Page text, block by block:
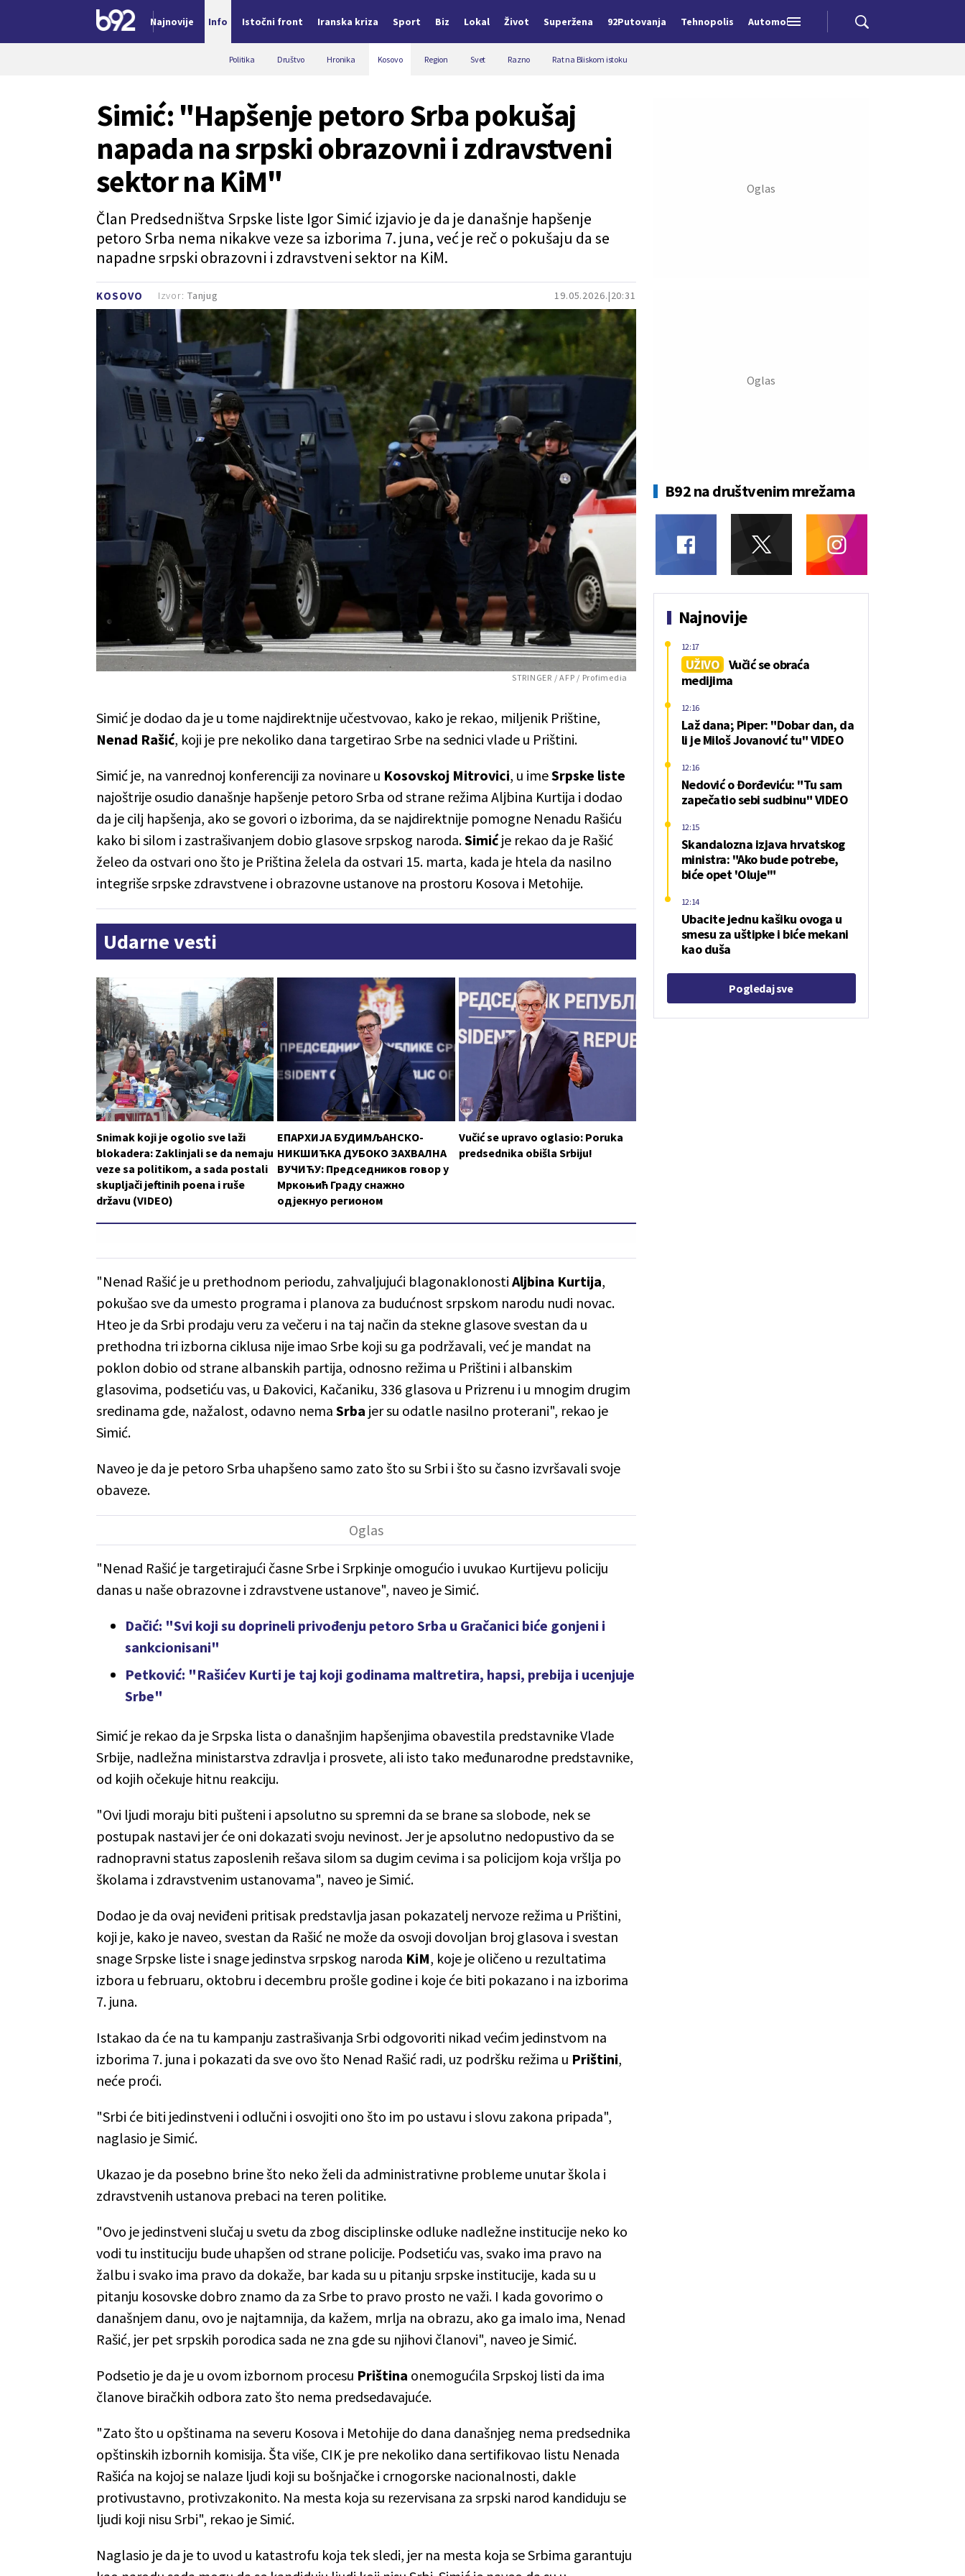
Najnovije Info Istočni front Iranska kriza Sport Biz Lokal Život Superžena 92Putovanja Tehnopolis Automobili
Politika Društvo Hronika Kosovo Region Svet Razno Rat na Bliskom istoku
KOSOVO 19.05.2026. 20:31
Simić: "Hapšenje petoro Srba pokušaj
napada na srpski obrazovni i zdravstveni
sektor na KiM"
Član Predsedništva Srpske liste Igor Simić izjavio je da je današnje hapšenje
petoro Srba nema nikakve veze sa izborima 7. juna, već je reč o pokušaju da se
napadne srpski obrazovni i zdravstveni sektor na KiM.
Izvor: Tanjug
STRINGER / AFP / Profimedia
Simić je dodao da je u tome najdirektnije učestvovao, kako je rekao, miljenik Prištine,
Nenad Rašić, koji je pre nekoliko dana targetirao Srbe na sednici vlade u Prištini.
Simić je, na vanrednoj konferenciji za novinare u Kosovskoj Mitrovici, u imeSrpske liste
najoštrije osudio današnje hapšenje petoro Srba od strane režima Aljbina Kurtija i dodao
da je cilj hapšenja, ako se govori o izborima, da se najdirektnije pomogne Nenadu Rašiću
kako bi silom i zastrašivanjem dobio glasove srpskog naroda.Simićje rekao da je Rašić
želeo da ostvari ono što je Priština želela da ostvari 15. marta, kada je htela da nasilno
integriše srpske zdravstvene i obrazovne ustanove na prostoru Kosova i Metohije.
Udarne vesti
Snimak koji je ogolio sve laži
blokadera: Zaklinjali se da nemaju
veze sa politikom, a sada postali
skupljači jeftinih poena i ruše
državu (VIDEO)
ЕПАРХИЈА БУДИМЉАНСКО-
НИКШИЋКА ДУБОКО ЗАХВАЛНА
ВУЧИЋУ: Председников говор у
Мркоњић Граду снажно
одјекнуо регионом
Vučić se upravo oglasio: Poruka
predsednika obišla Srbiju!
"Nenad Rašić je u prethodnom periodu, zahvaljujući blagonaklonosti Aljbina Kurtija,
pokušao sve da umesto programa i planova za budućnost srpskom narodu nudi novac.
Hteo je da Srbi prodaju veru za večeru i na taj način da stekne glasove svestan da u
prethodna tri izborna ciklusa nije imao Srbe koji su ga podržavali, već je mandat na
poklon dobio od strane albanskih partija, odnosno režima u Prištini i albanskim
glasovima, podsetiću vas, u Đakovici, Kačaniku, 336 glasova u Prizrenu i u mnogim drugim
sredinama gde, nažalost, odavno nema Srba jer su odatle nasilno proterani", rekao je
Simić.
Naveo je da je petoro Srba uhapšeno samo zato što su Srbi i što su časno izvršavali svoje
obaveze.
"Nenad Rašić je targetirajući časne Srbe i Srpkinje omogućio i uvukao Kurtijevu policiju
danas u naše obrazovne i zdravstvene ustanove", naveo je Simić.
Dačić: "Svi koji su doprineli privođenju petoro Srba u Gračanici biće gonjeni i
sankcionisani"
Petković: "Rašićev Kurti je taj koji godinama maltretira, hapsi, prebija i ucenjuje
Srbe"
Simić je rekao da je Srpska lista o današnjim hapšenjima obavestila predstavnike Vlade
Srbije, nadležna ministarstva zdravlja i prosvete, ali isto tako međunarodne predstavnike,
od kojih očekuje hitnu reakciju.
"Ovi ljudi moraju biti pušteni i apsolutno su spremni da se brane sa slobode, nek se
postupak nastavi jer će oni dokazati svoju nevinost. Jer je apsolutno nedopustivo da se
radnopravni status zaposlenih rešava silom sa dugim cevima i sa policijom koja vršlja po
školama i zdravstvenim ustanovama", naveo je Simić.
Dodao je da ovaj neviđeni pritisak predstavlja jasan pokazatelj nervoze režima u Prištini,
koji je, kako je naveo, svestan da Rašić ne može da osvoji dovoljan broj glasova i svestan
snage Srpske liste i snage jedinstva srpskog naroda KiM, koje je oličeno u rezultatima
izbora u februaru, oktobru i decembru prošle godine i koje će biti pokazano i na izborima
7. juna.
Istakao da će na tu kampanju zastrašivanja Srbi odgovoriti nikad većim jedinstvom na
izborima 7. juna i pokazati da sve ovo što Nenad Rašić radi, uz podršku režima u Prištini,
neće proći.
"Srbi će biti jedinstveni i odlučni i osvojiti ono što im po ustavu i slovu zakona pripada",
naglasio je Simić.
Ukazao je da posebno brine što neko želi da administrativne probleme unutar škola i
zdravstvenih ustanova prebaci na teren politike.
"Ovo je jedinstveni slučaj u svetu da zbog disciplinske odluke nadležne institucije neko ko
vodi tu instituciju bude uhapšen od strane policije. Podsetiću vas, svako ima pravo na
žalbu i svako ima pravo da dokaže, bar kada su u pitanju srpske institucije, kada su u
pitanju kosovske dobro znamo da za Srbe to pravo prosto ne važi. I kada govorimo o
današnjem danu, ovo je najtamnija, da kažem, mrlja na obrazu, ako ga imalo ima, Nenad
Rašić, jer pet srpskih porodica sada ne zna gde su njihovi članovi", naveo je Simić.
Podsetio je da je u ovom izbornom procesu Priština onemogućila Srpskoj listi da ima
članove biračkih odbora zato što nema predsedavajuće.
"Zato što u opštinama na severu Kosova i Metohije do dana današnjeg nema predsednika
opštinskih izbornih komisija. Šta više, CIK je pre nekoliko dana sertifikovao listu Nenada
Rašića na kojoj se nalaze ljudi koji su bošnjačke i crnogorske nacionalnosti, dakle
protivustavno, protivzakonito. Na mesta koja su rezervisana za srpski narod kandiduju se
ljudi koji nisu Srbi", rekao je Simić.
Naglasio je da je to uvod u katastrofu koja tek sledi, jer na mesta koja se Srbima garantuju
B92 na društvenim mrežama
Najnovije
UŽIVO Vučić se obraća
medijima
12:17
Laž dana; Piper: "Dobar dan, da
li je Miloš Jovanović tu" VIDEO
12:16
Nedović o Đorđeviću: "Tu sam
zapečatio sebi sudbinu" VIDEO
12:16
Skandalozna izjava hrvatskog
ministra: "Ako bude potrebe,
biće opet 'Oluje'"
12:15
Ubacite jednu kašiku ovoga u
smesu za uštipke i biće mekani
kao duša
12:14
Pogledaj sve